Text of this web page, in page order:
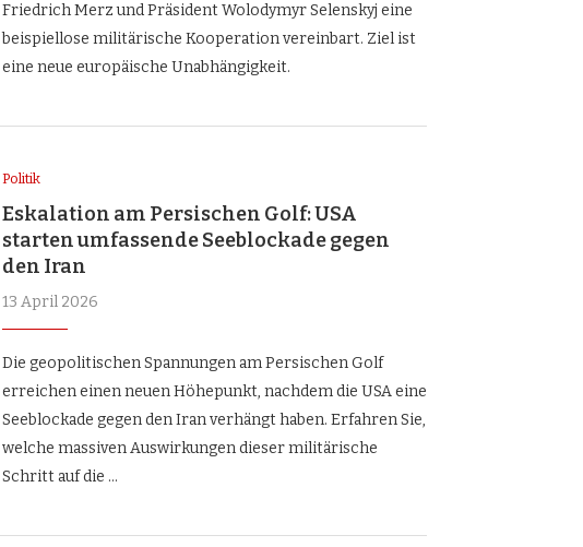
Friedrich Merz und Präsident Wolodymyr Selenskyj eine
beispiellose militärische Kooperation vereinbart. Ziel ist
eine neue europäische Unabhängigkeit.
Politik
Eskalation am Persischen Golf: USA
starten umfassende Seeblockade gegen
den Iran
13 April 2026
Die geopolitischen Spannungen am Persischen Golf
erreichen einen neuen Höhepunkt, nachdem die USA eine
Seeblockade gegen den Iran verhängt haben. Erfahren Sie,
welche massiven Auswirkungen dieser militärische
Schritt auf die …